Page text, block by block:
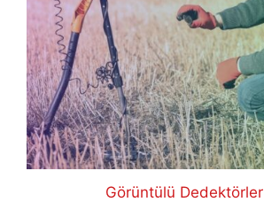
Görüntülü Dedektörler